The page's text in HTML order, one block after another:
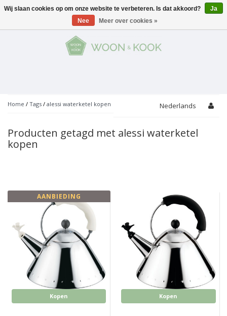
Menu
Peper- en Zoutmolens
Snijplanken
Vijzels
Electro
Koksmessen
Wijnaccessoires
Glaswerk
Bestek
Linnen
Accessoires
Vuilbakjes
Tuin
Decoratie
Overige
THEMA'S
Fondue
Bakken
Asperges
Pasta!
Zeevruchten
Unieke wijnbeleving
PROMOTIES
Merken
Home / Tags / alessi waterketel kopen Nederlands
Producten getagd met alessi waterketel
kopen
AANBIEDING
Kopen Kopen
Wij slaan cookies op om onze website te verbeteren. Is dat akkoord?
Ja
Nee
Meer over cookies »